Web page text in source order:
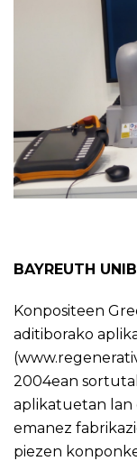
BAYREUTH
Konpositeen
aditiborako
(
2004ean
aplikatuetan lan
emanez
piezen